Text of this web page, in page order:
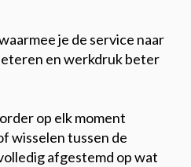
je de service naar
en werkdruk beter
op elk moment
wisselen tussen de
afgestemd op wat